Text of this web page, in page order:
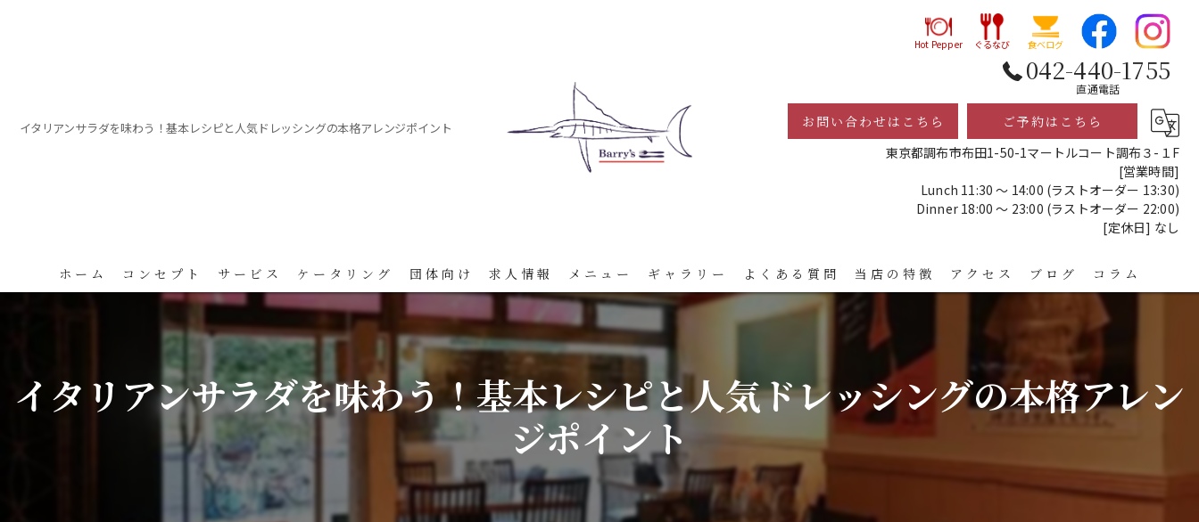
イタリアンサラダを味わう！基本レシピと人気ドレッシングの本格アレンジポイント
Hot Pepper ぐるなび 食べログ
042-440-1755
直通電話
お問い合わせはこちら
ご予約はこちら
東京都調布市布田1-50-1マートルコート調布３-１F
[営業時間]
Lunch 11:30 ～ 14:00 (ラストオーダー 13:30)
Dinner 18:00 ～ 23:00 (ラストオーダー 22:00)
[定休日] なし
ホーム コンセプト サービス ケータリング 団体向け 求人情報 メニュー ギャラリー よくある質問 当店の特徴
レストラン
ディナー
宴会
貸切
アクセス ブログ コラム
イタリアンサラダを味わう！基本レシピと人気ドレッシングの本格アレン
ジポイント